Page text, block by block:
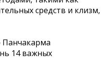
средств и клизм,
Панчакарма
14 важных